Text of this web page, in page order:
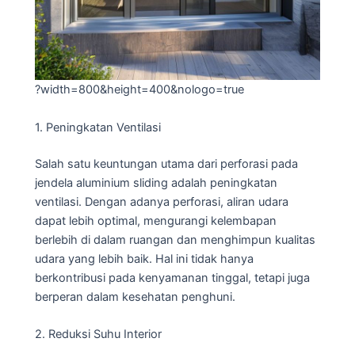
?width=800&height=400&nologo=true
1. Peningkatan Ventilasi
Salah satu keuntungan utama dari perforasi pada
jendela aluminium sliding adalah peningkatan
ventilasi. Dengan adanya perforasi, aliran udara
dapat lebih optimal, mengurangi kelembapan
berlebih di dalam ruangan dan menghimpun kualitas
udara yang lebih baik. Hal ini tidak hanya
berkontribusi pada kenyamanan tinggal, tetapi juga
berperan dalam kesehatan penghuni.
2. Reduksi Suhu Interior